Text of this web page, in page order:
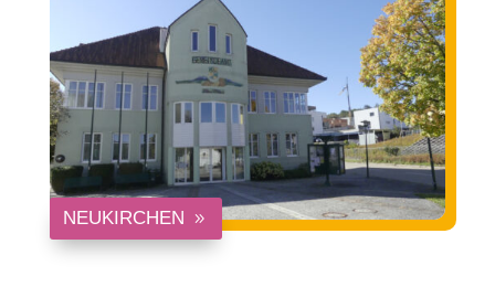
NEUKIRCHEN